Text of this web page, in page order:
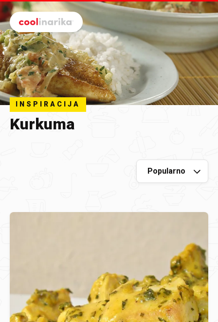
Preskoči na glavni sadržaj
INSPIRACIJA
Kurkuma